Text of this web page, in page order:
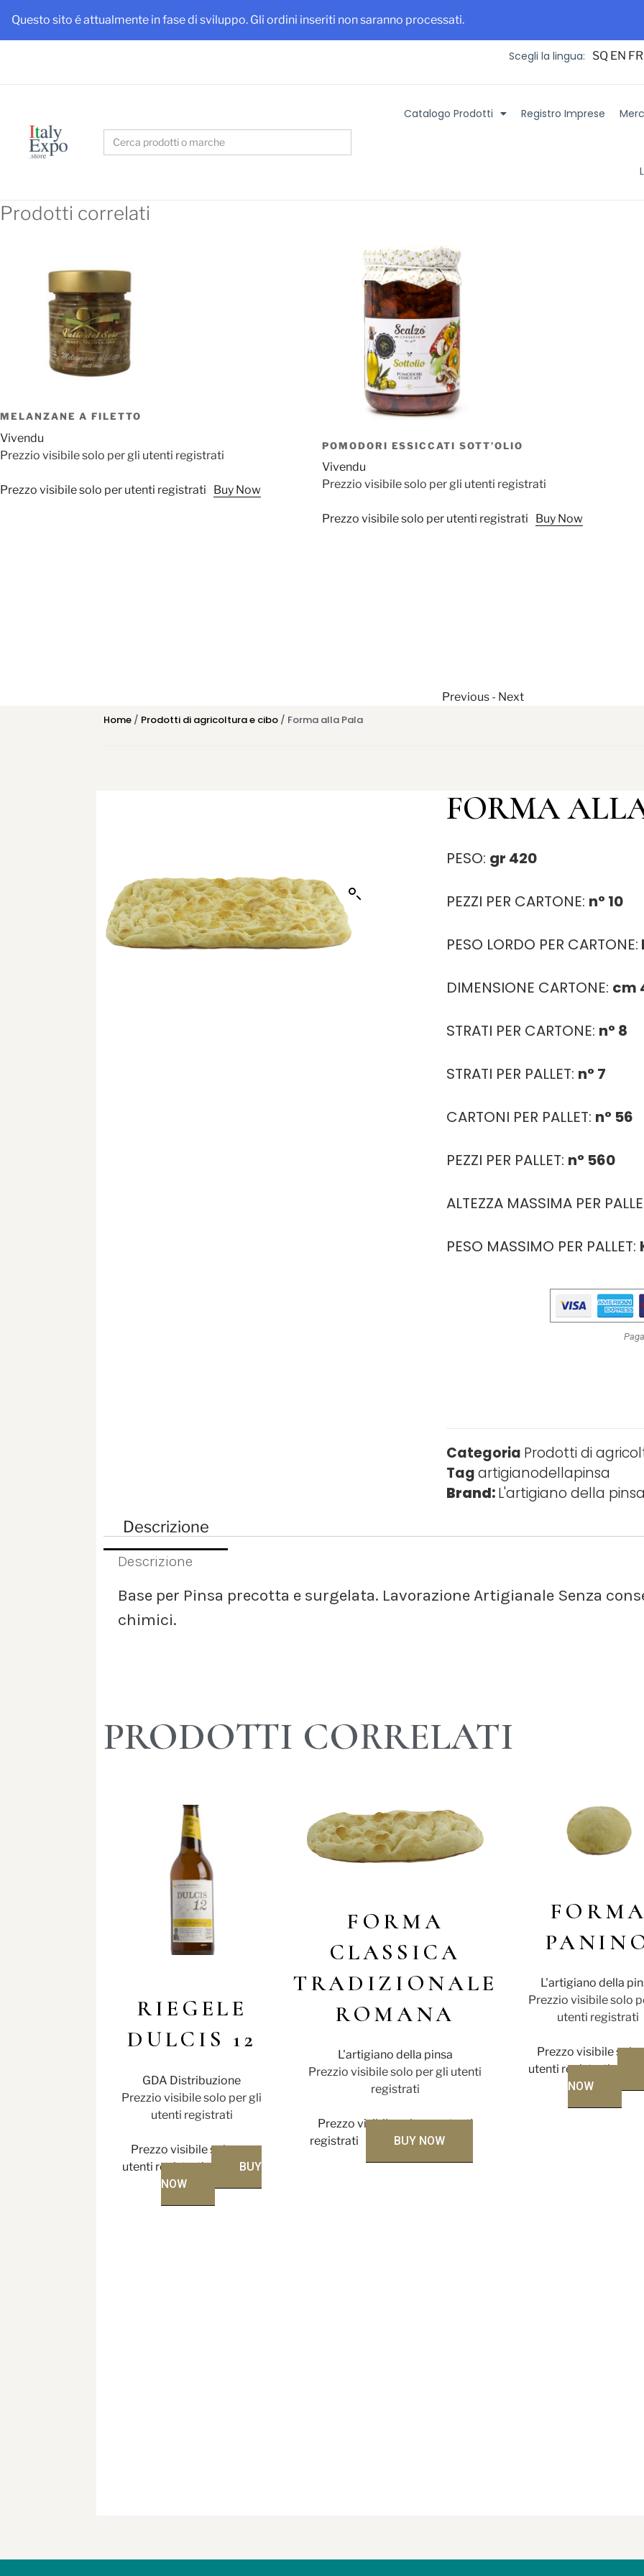
Questo sito é attualmente in fase di sviluppo. Gli ordini inseriti non saranno processati.
Ottieni maggiore visibilità per la tua azienda e i tuoi prodotti
Scegli la lingua: SQ EN FR
Search
for:
Catalogo Prodotti Registro Imprese
Prodotti correlati
MELANZANE A FILETTO
Vivendu
Prezzio visibile solo per gli utenti registrati
Prezzo visibile solo per utenti registrati Buy Now
POMODORI ESSICCATI SOTT’OLIO
Vivendu
Prezzio visibile solo per gli utenti registrati
Prezzo visibile solo per utenti registrati Buy Now
Previous - Next
Home / Prodotti di agricoltura e cibo / Forma alla Pala
FORMA
PESO: gr 420
PEZZI PER CARTONE: n° 10
PESO LORDO PER CARTONE:
DIMENSIONE CARTONE: cm
STRATI PER CARTONE: n° 8
STRATI PER PALLET: n° 7
CARTONI PER PALLET: n° 56
PEZZI PER PALLET: n° 560
ALTEZZA MASSIMA PER
PESO MASSIMO PER PALLET:
Categoria Prodotti di
Tagartigianodellapinsa
Brand:L'artigiano della
Descrizione
Descrizione
Base per Pinsa precotta e surgelata. Lavorazione Artigianale Senza
chimici.
PRODOTTI CORRELATI
RIEGELE
DULCIS 12
GDA Distribuzione
Prezzio visibile solo per gli
utenti registrati
Prezzo visibile solo per
utenti registrati
BUY
NOW
FORMA
CLASSICA
TRADIZIONALE
ROMANA
L'artigiano della pinsa
Prezzio visibile solo per gli utenti
registrati
Prezzo visibile solo per utenti
registrati
BUY NOW
L'artigiano della
Prezzio visibile solo
utenti registrati
Prezzo visibile solo
utenti registrati
NOW